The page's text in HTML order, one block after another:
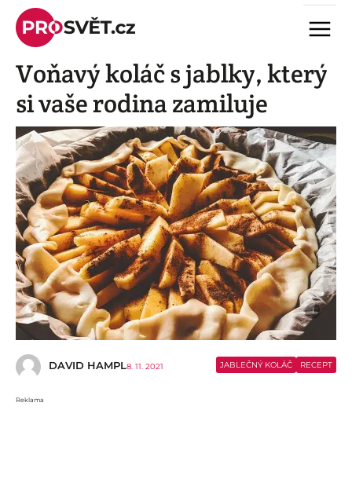
Skip
content
Menu
Voňavý koláč s jablky, který
si vaše rodina zamiluje
i
DAVID HAMPL8. 11. 2021 JABLEČNÝ KOLÁČ RECEPT
Reklama